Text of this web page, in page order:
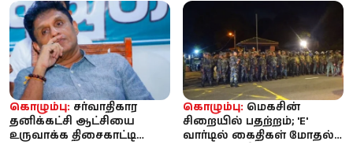
கொழும்பு: சர்வாதிகார
தனிக்கட்சி ஆட்சியை
உருவாக்க திசைகாட்டி
கொழும்பு: மெகசின்
சிறையில் பதற்றம்; 'E'
வார்டில் கைதிகள் மோதல்,